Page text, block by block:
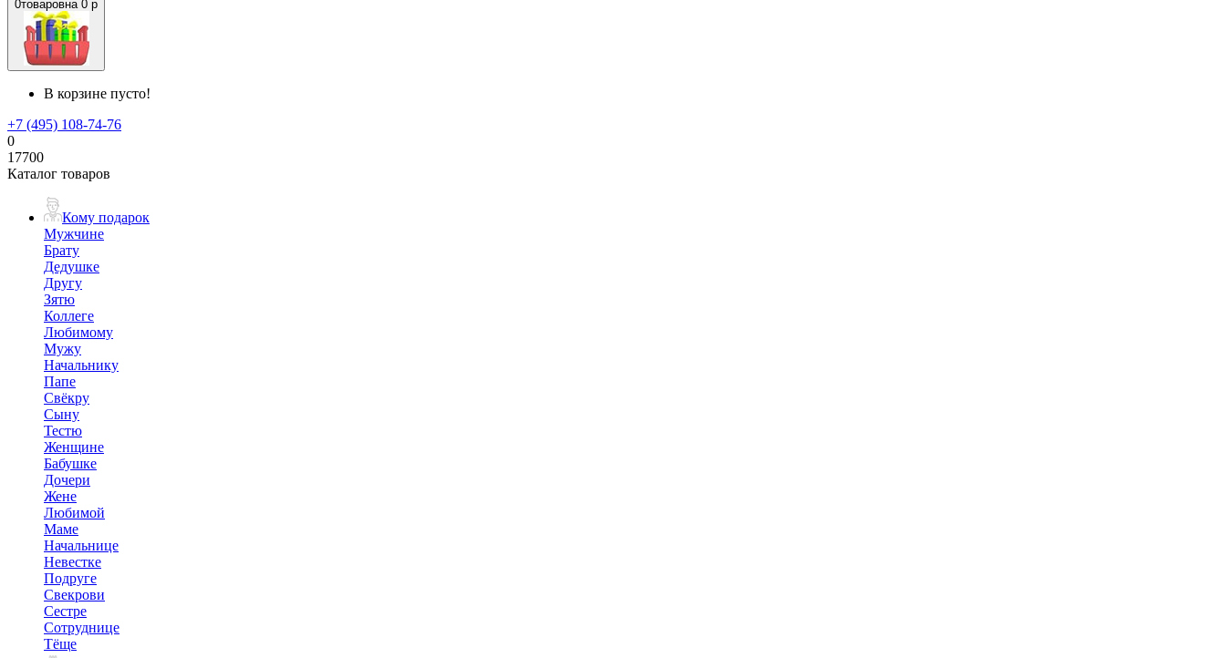
0товаровна 0 р
В корзине пусто!
+7 (495) 108-74-76
0
17700
Каталог товаров
Кому подарок
Мужчине
Брату
Дедушке
Другу
Зятю
Коллеге
Любимому
Мужу
Начальнику
Папе
Свёкру
Сыну
Тестю
Женщине
Бабушке
Дочери
Жене
Любимой
Маме
Начальнице
Невестке
Подруге
Свекрови
Сестре
Сотруднице
Тёще